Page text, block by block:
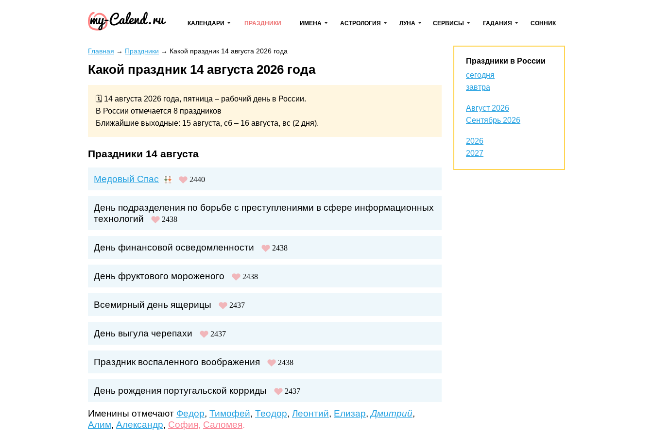
КАЛЕНДАРИ ПРАЗДНИКИ ИМЕНА АСТРОЛОГИЯ ЛУНА СЕРВИСЫ ГАДАНИЯ СОННИК
Главная → Праздники → Какой праздник 14 августа 2026 года
Какой праздник 14 августа 2026 года
🗓 14 августа 2026 года, пятница – рабочий день в России.
В России отмечается 8 праздников
Ближайшие выходные: 15 августа, сб – 16 августа, вс (2 дня).
Праздники 14 августа
Медовый Спас 2440
День подразделения по борьбе с преступлениями в сфере информационных
технологий
2438
День финансовой осведомленности 2438
День фруктового мороженого 2438
Всемирный день ящерицы 2437
День выгула черепахи 2437
Праздник воспаленного воображения 2438
День рождения португальской корриды 2437
Именины отмечают Федор, Тимофей, Теодор, Леонтий, Елизар,Дмитрий,
Алим, Александр, София, Саломея.
Праздники в России
сегодня
завтра
Август 2026
Сентябрь 2026
2026
2027